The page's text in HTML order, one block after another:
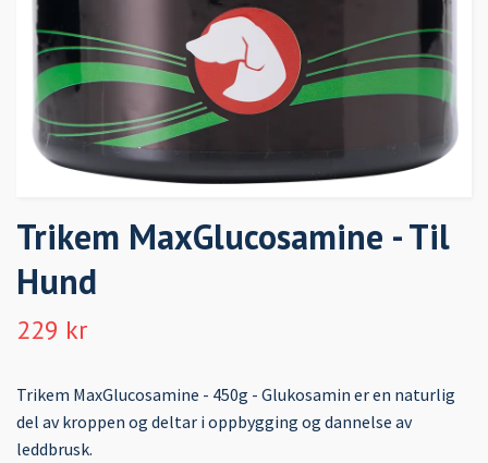
Trikem MaxGlucosamine - Til
Hund
229 kr
Trikem MaxGlucosamine - 450g - Glukosamin er en naturlig
del av kroppen og deltar i oppbygging og dannelse av
leddbrusk.